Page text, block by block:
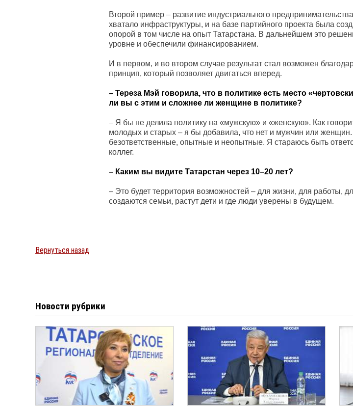
Второй пример – развитие индустриального
хватало инфраструктуры, и на базе партийного проекта была
опорой в том числе на опыт Татарстана. В дальнейшем это
уровне и обеспечили финансированием.
И в первом, и во втором случае результат стал возможен
принцип, который позволяет двигаться вперед.
– Тереза Мэй говорила, что в политике есть место
ли вы с этим и сложнее ли женщине в политике?
– Я бы не делила политику на «мужскую» и «женскую». Как
молодых и старых – я бы добавила, что нет и мужчин или женщин.
безответственные, опытные и неопытные. Я стараюсь быть
коллег.
– Каким вы видите Татарстан через 10–20 лет?
– Это будет территория возможностей – для жизни, для работы,
создаются семьи, растут дети и где люди уверены в будущем.
Вернуться назад
Новости рубрики